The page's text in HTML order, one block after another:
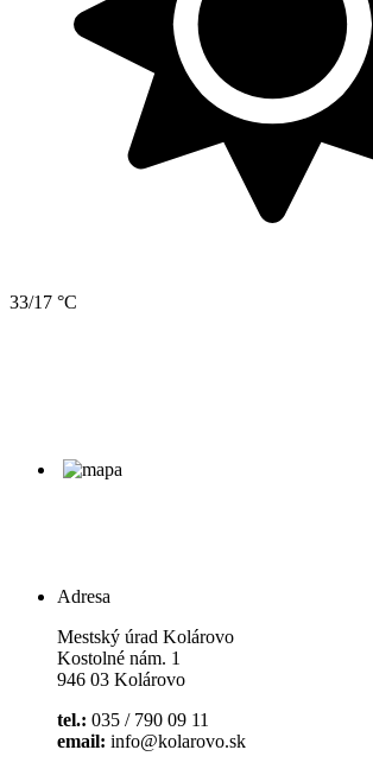
33/17 °C
Adresa
Mestský úrad Kolárovo
Kostolné nám. 1
946 03 Kolárovo
tel.: 035 / 790 09 11
email: info@kolarovo.sk